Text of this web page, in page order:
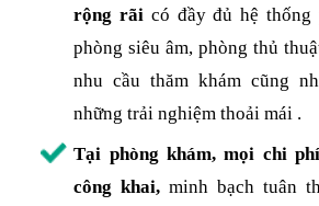
rộng rãi có đầy đủ hệ thống
phòng siêu âm, phòng thủ
nhu cầu thăm khám cũng
những trải nghiệm thoải mái .
Tại phòng khám, mọi chi
công khai, minh bạch tuân